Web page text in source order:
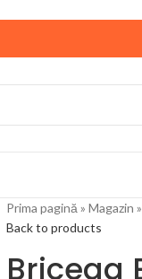
de 10 August,
Prima pagină » Magazin »
Back to products
Briceag